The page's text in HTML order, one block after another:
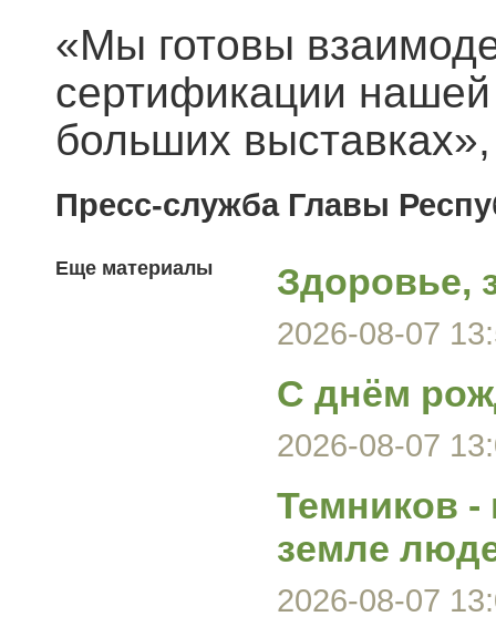
«Мы готовы
сертификации
больших
Пресс-служба Главы
Еще материалы Здоровье,
2026-08-07
С днём
2026-08-07
Темников
земле
2026-08-07